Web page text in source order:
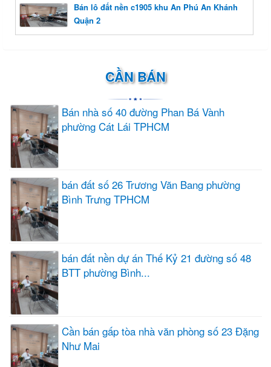
Bán lô đất nền c1905 khu An Phú An Khánh
Quận 2
CẦN BÁN
Bán nhà số 40 đường Phan Bá Vành
phường Cát Lái TPHCM
bán đất số 26 Trương Văn Bang phường
Bình Trưng TPHCM
bán đất nền dự án Thế Kỷ 21 đường số 48
BTT phường Bình...
Cần bán gấp tòa nhà văn phòng số 23 Đặng
Như Mai